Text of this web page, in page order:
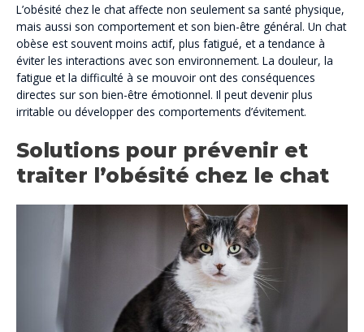
L’obésité chez le chat affecte non seulement sa santé physique,
mais aussi son comportement et son bien-être général. Un chat
obèse est souvent moins actif, plus fatigué, et a tendance à
éviter les interactions avec son environnement. La douleur, la
fatigue et la difficulté à se mouvoir ont des conséquences
directes sur son bien-être émotionnel. Il peut devenir plus
irritable ou développer des comportements d’évitement.
Solutions pour prévenir et
traiter l’obésité chez le chat